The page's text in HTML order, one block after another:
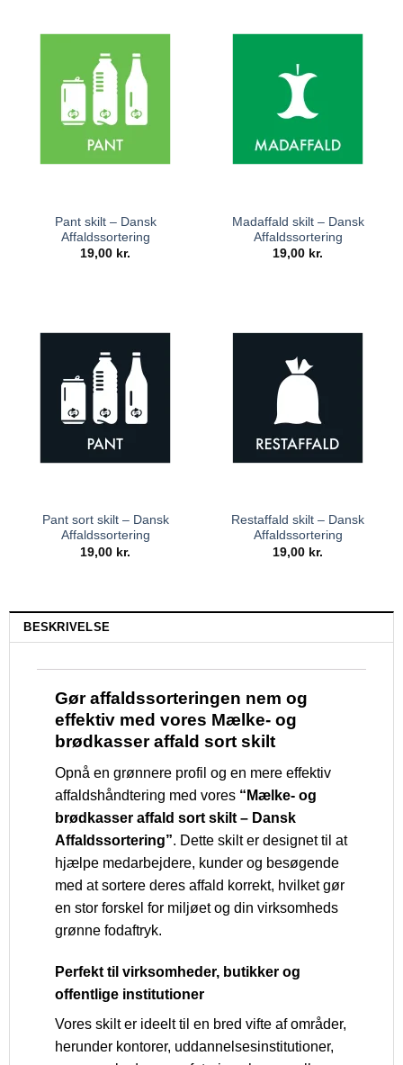
Pant skilt – Dansk
Affaldssortering
19,00 kr.
Madaffald skilt – Dansk
Affaldssortering
19,00 kr.
Pant sort skilt – Dansk
Affaldssortering
19,00 kr.
Restaffald skilt – Dansk
Affaldssortering
19,00 kr.
BESKRIVELSE
Gør affaldssorteringen nem og
effektiv med vores Mælke- og
brødkasser affald sort skilt
Opnå en grønnere profil og en mere effektiv
affaldshåndtering med vores “Mælke- og
brødkasser affald sort skilt – Dansk
Affaldssortering”. Dette skilt er designet til at
hjælpe medarbejdere, kunder og besøgende
med at sortere deres affald korrekt, hvilket gør
en stor forskel for miljøet og din virksomheds
grønne fodaftryk.
Perfekt til virksomheder, butikker og
offentlige institutioner
Vores skilt er ideelt til en bred vifte af områder,
herunder kontorer, uddannelsesinstitutioner,